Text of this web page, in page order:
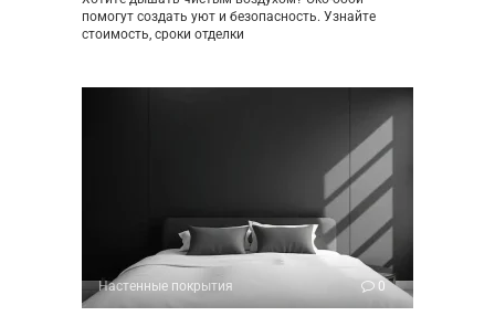
помогут создать уют и безопасность. Узнайте
стоимость, сроки отделки
Настенные покрытия 0